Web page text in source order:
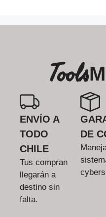
Tools
ENVÍO A
TODO
CHILE
Tus compran
llegarán a
destino sin
falta.
DE